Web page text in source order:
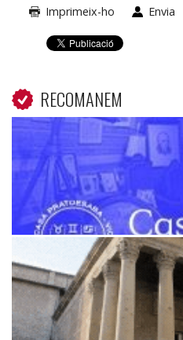
Imprimeix-ho Envia
RECOMANEM